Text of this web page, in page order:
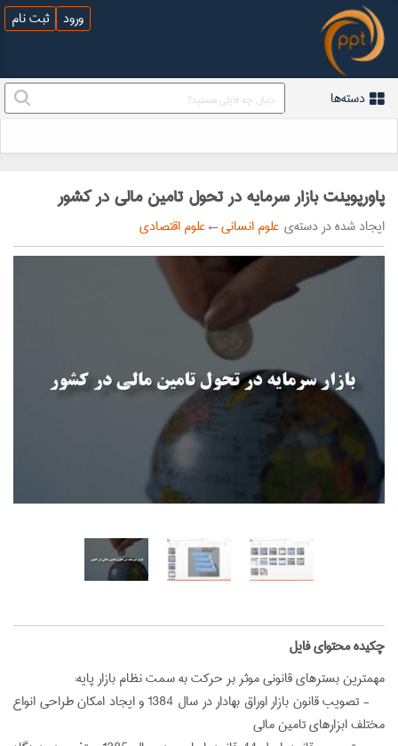
ورود ثبت نام
دسته‌ها
پاورپوینت بازار سرمایه در تحول تامین مالی در کشور
ایجاد شده در دسته‌ی علوم انسانی←علوم اقتصادی
‌چکیده محتوای فایل
مهمترین بسترهای قانونی موثر بر حرکت به سمت نظام بازار پایه:
- تصویب قانون بازار اوراق بهادار در سال 1384 و ایجاد امکان طراحی انواع
مختلف ابزارهای تامین مالی